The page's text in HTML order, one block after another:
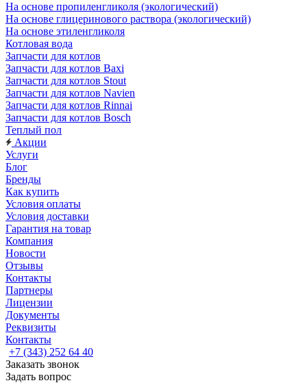
На основе пропиленгликоля (экологический)
На основе глицеринового раствора (экологический)
На основе этиленгликоля
Котловая вода
Запчасти для котлов
Запчасти для котлов Baxi
Запчасти для котлов Stout
Запчасти для котлов Navien
Запчасти для котлов Rinnai
Запчасти для котлов Bosch
Теплый пол
Акции
Услуги
Блог
Бренды
Как купить
Условия оплаты
Условия доставки
Гарантия на товар
Компания
Новости
Отзывы
Контакты
Партнеры
Лицензии
Документы
Реквизиты
Контакты
+7 (343) 252 64 40
Заказать звонок
Задать вопрос